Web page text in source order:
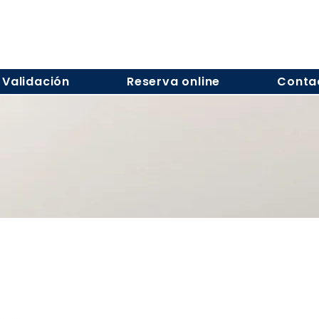
Validación Reserva online